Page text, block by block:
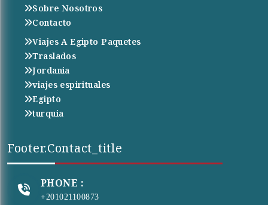
Sobre Nosotros
Contacto
Viajes A Egipto Paquetes
Traslados
Jordania
viajes espirituales
Egipto
turquia
Footer.contact_title
PHONE :
+201021100873